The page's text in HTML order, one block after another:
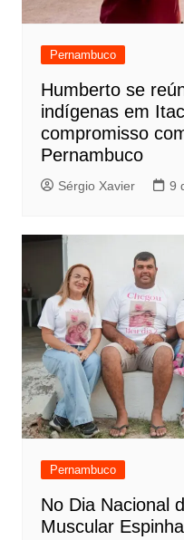
Pernambuco
Humberto se
indígenas em
compromisso
Pernambuco
Sérgio Xavier 9
Pernambuco
No Dia Nacional
Muscular